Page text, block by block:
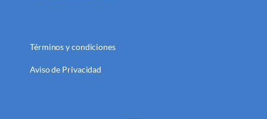
Términos y condiciones
Aviso de Privacidad